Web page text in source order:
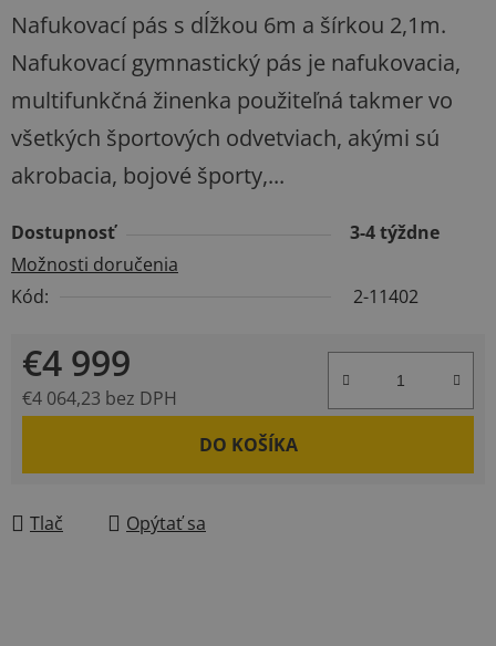
Nafukovací pás s dĺžkou 6m a šírkou 2,1m.
Nafukovací gymnastický pás je nafukovacia,
multifunkčná žinenka použiteľná takmer vo
všetkých športových odvetviach, akými sú
akrobacia, bojové športy,...
Dostupnosť
3-4 týždne
Možnosti doručenia
Kód:
2-11402
€4 999
€4 064,23 bez DPH
DO KOŠÍKA
Tlač Opýtať sa